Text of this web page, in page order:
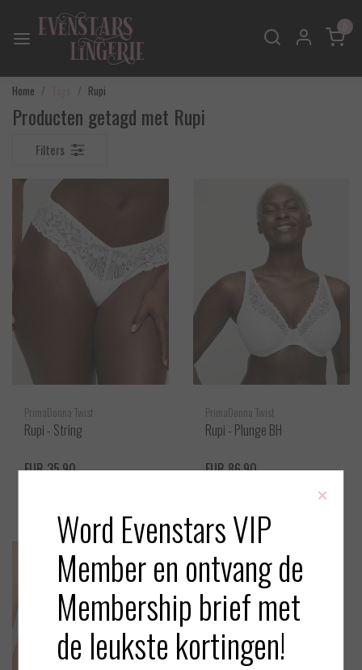
Home Rupi
Producten getagd met Rupi
Filters
PrimaDonna Twist
Rupi - String
EUR 35,90
PrimaDonna Twist
Rupi - Plunge BH
EUR 86,90
×
Word Evenstars VIP
Member en ontvang de
Membership brief met
de leukste kortingen!